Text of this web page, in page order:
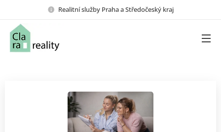
Realitní služby Praha a Středočeský kraj